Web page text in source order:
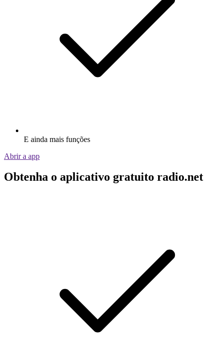
E ainda mais funções
Abrir a app
Obtenha o aplicativo gratuito radio.net